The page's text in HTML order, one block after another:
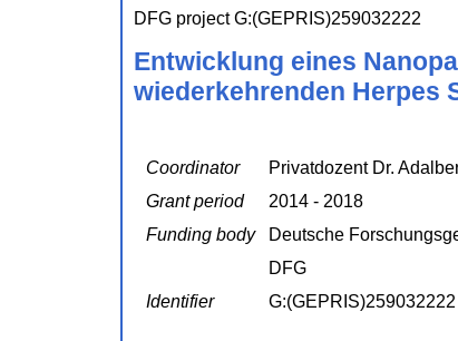
DFG project G:(GEPRIS)259032222
Entwicklung eines
wiederkehrenden Herpes
Coordinator
Privatdozent Dr.
Grant period
2014 - 2018
Funding body
Deutsche
DFG
Identifier
G:(GEPRIS)259032222